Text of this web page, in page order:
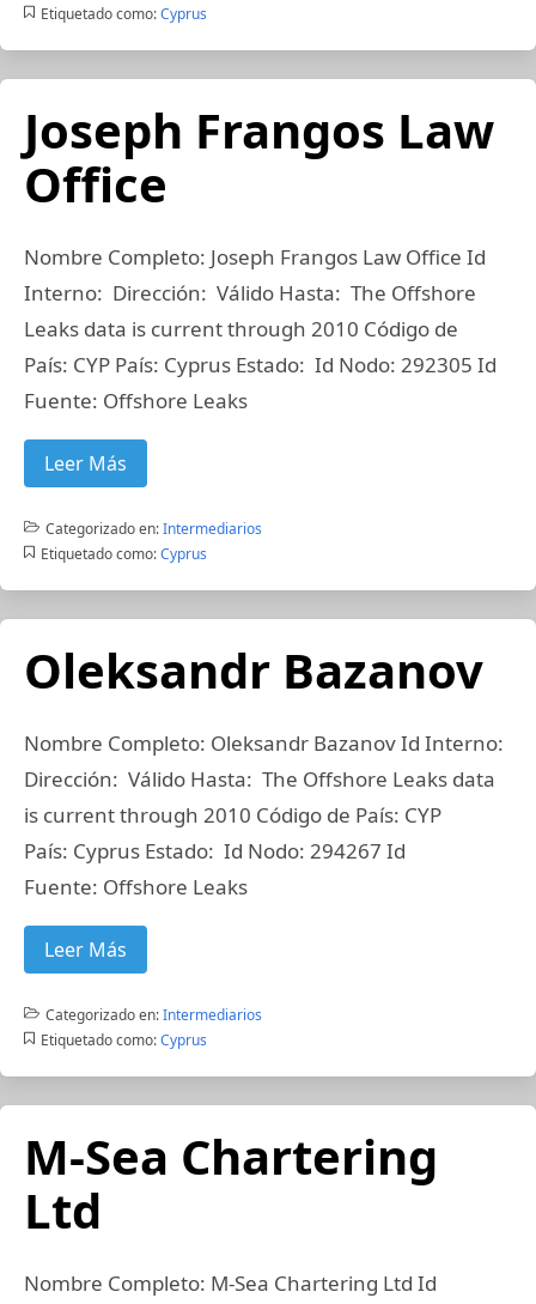
Etiquetado como: Cyprus
Joseph Frangos Law
Office
Nombre Completo: Joseph Frangos Law Office Id
Interno: Dirección: Válido Hasta: The Offshore
Leaks data is current through 2010 Código de
País: CYP País: Cyprus Estado: Id Nodo: 292305 Id
Fuente: Offshore Leaks
Leer Más
Categorizado en:Intermediarios
Etiquetado como: Cyprus
Oleksandr Bazanov
Nombre Completo: Oleksandr Bazanov Id Interno:
Dirección: Válido Hasta: The Offshore Leaks data
is current through 2010 Código de País: CYP
País: Cyprus Estado: Id Nodo: 294267 Id
Fuente: Offshore Leaks
Leer Más
Categorizado en:Intermediarios
Etiquetado como: Cyprus
M-Sea Chartering
Ltd
Nombre Completo: M-Sea Chartering Ltd Id